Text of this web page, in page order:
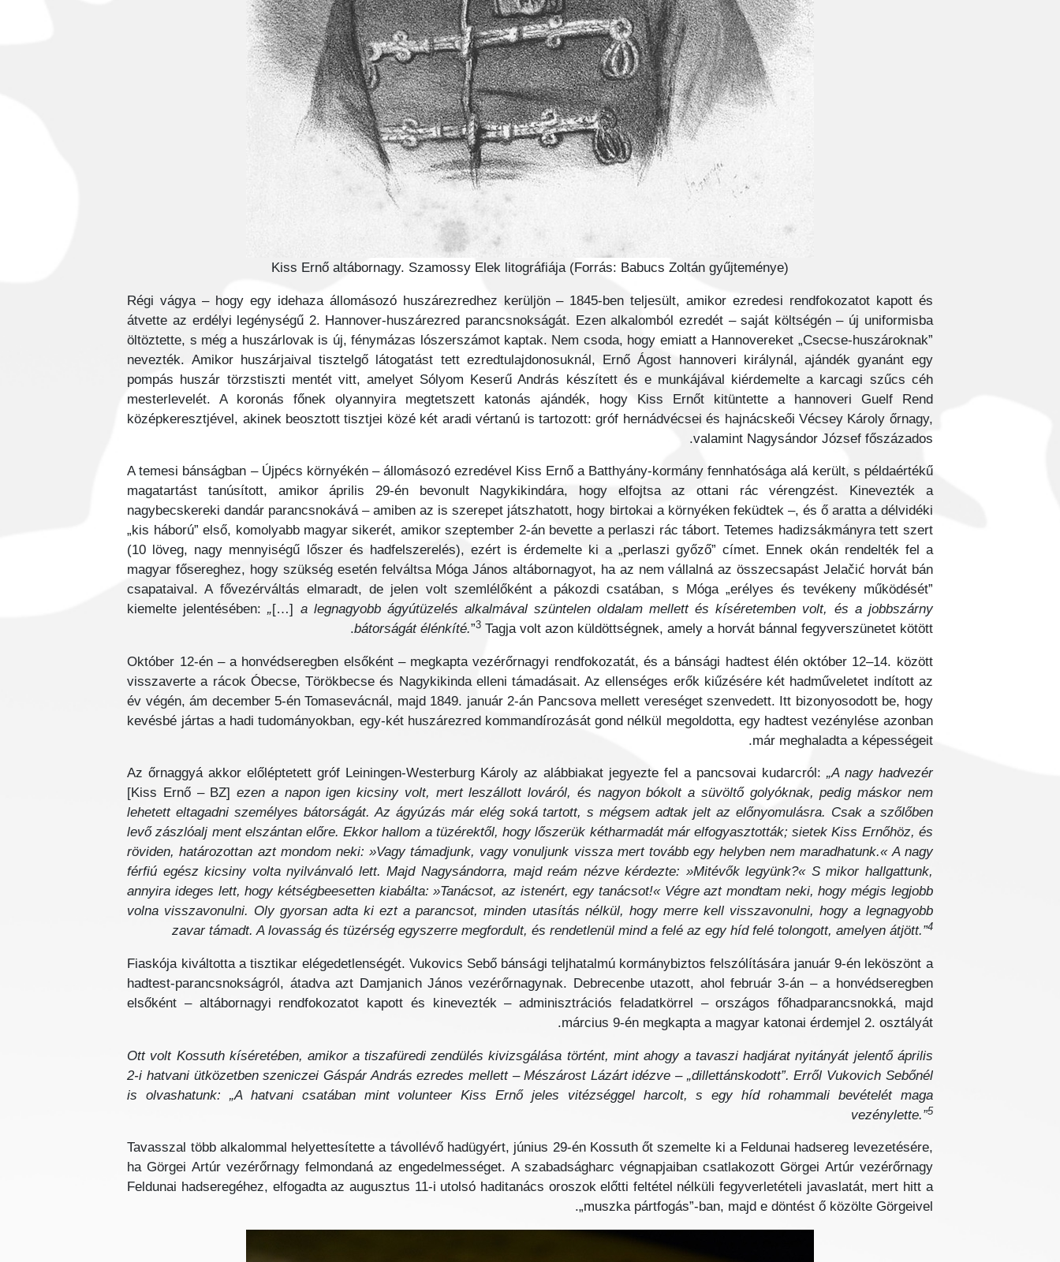
Kiss Ernő altábornagy. Szamossy Elek litográfiája (Forrás: Babucs Zoltán gyűjteménye)
Régi vágya – hogy egy idehaza állomásozó huszárezredhez kerüljön – 1845-ben teljesült, amikor ezredesi rendfokozatot kapott és
átvette az erdélyi legénységű 2. Hannover-huszárezred parancsnokságát. Ezen alkalomból ezredét – saját költségén – új uniformisba
öltöztette, s még a huszárlovak is új, fénymázas lószerszámot kaptak. Nem csoda, hogy emiatt a Hannovereket „Csecse-huszároknak”
nevezték. Amikor huszárjaival tisztelgő látogatást tett ezredtulajdonosuknál, Ernő Ágost hannoveri királynál, ajándék gyanánt egy
pompás huszár törzstiszti mentét vitt, amelyet Sólyom Keserű András készített és e munkájával kiérdemelte a karcagi szűcs céh
mesterlevelét. A koronás főnek olyannyira megtetszett katonás ajándék, hogy Kiss Ernőt kitüntette a hannoveri Guelf Rend
középkeresztjével, akinek beosztott tisztjei közé két aradi vértanú is tartozott: gróf hernádvécsei és hajnácskeői Vécsey Károly őrnagy,
valamint Nagysándor József főszázados.
A temesi bánságban – Újpécs környékén – állomásozó ezredével Kiss Ernő a Batthyány-kormány fennhatósága alá került, s példaértékű
magatartást tanúsított, amikor április 29-én bevonult Nagykikindára, hogy elfojtsa az ottani rác vérengzést. Kinevezték a
nagybecskereki dandár parancsnokává – amiben az is szerepet játszhatott, hogy birtokai a környéken feküdtek –, és ő aratta a délvidéki
„kis háború” első, komolyabb magyar sikerét, amikor szeptember 2-án bevette a perlaszi rác tábort. Tetemes hadizsákmányra tett szert
(10 löveg, nagy mennyiségű lőszer és hadfelszerelés), ezért is érdemelte ki a „perlaszi győző” címet. Ennek okán rendelték fel a
magyar fősereghez, hogy szükség esetén felváltsa Móga János altábornagyot, ha az nem vállalná az összecsapást Jelačić horvát bán
csapataival. A fővezérváltás elmaradt, de jelen volt szemlélőként a pákozdi csatában, s Móga „erélyes és tevékeny működését”
kiemelte jelentésében:„[…] a legnagyobb ágyútüzelés alkalmával szüntelen oldalam mellett és kíséretemben volt, és a jobbszárny
bátorságát élénkíté.”3 Tagja volt azon küldöttségnek, amely a horvát bánnal fegyverszünetet kötött.
Október 12-én – a honvédseregben elsőként – megkapta vezérőrnagyi rendfokozatát, és a bánsági hadtest élén október 12–14. között
visszaverte a rácok Óbecse, Törökbecse és Nagykikinda elleni támadásait. Az ellenséges erők kiűzésére két hadműveletet indított az
év végén, ám december 5-én Tomasevácnál, majd 1849. január 2-án Pancsova mellett vereséget szenvedett. Itt bizonyosodott be, hogy
kevésbé jártas a hadi tudományokban, egy-két huszárezred kommandírozását gond nélkül megoldotta, egy hadtest vezénylése azonban
már meghaladta a képességeit.
Az őrnaggyá akkor előléptetett gróf Leiningen-Westerburg Károly az alábbiakat jegyezte fel a pancsovai kudarcról: „A nagy hadvezér
[Kiss Ernő – BZ]ezen a napon igen kicsiny volt, mert leszállott lováról, és nagyon bókolt a süvöltő golyóknak, pedig máskor nem
lehetett eltagadni személyes bátorságát. Az ágyúzás már elég soká tartott, s mégsem adtak jelt az előnyomulásra. Csak a szőlőben
levő zászlóalj ment elszántan előre. Ekkor hallom a tüzérektől, hogy lőszerük kétharmadát már elfogyasztották; sietek Kiss Ernőhöz, és
röviden, határozottan azt mondom neki: »Vagy támadjunk, vagy vonuljunk vissza mert tovább egy helyben nem maradhatunk.« A nagy
férfiú egész kicsiny volta nyilvánvaló lett. Majd Nagysándorra, majd reám nézve kérdezte: »Mitévők legyünk?« S mikor hallgattunk,
annyira ideges lett, hogy kétségbeesetten kiabálta: »Tanácsot, az istenért, egy tanácsot!« Végre azt mondtam neki, hogy mégis legjobb
volna visszavonulni. Oly gyorsan adta ki ezt a parancsot, minden utasítás nélkül, hogy merre kell visszavonulni, hogy a legnagyobb
zavar támadt. A lovasság és tüzérség egyszerre megfordult, és rendetlenül mind a felé az egy híd felé tolongott, amelyen átjött.”4
Fiaskója kiváltotta a tisztikar elégedetlenségét. Vukovics Sebő bánsági teljhatalmú kormánybiztos felszólítására január 9-én leköszönt a
hadtest-parancsnokságról, átadva azt Damjanich János vezérőrnagynak. Debrecenbe utazott, ahol február 3-án – a honvédseregben
elsőként – altábornagyi rendfokozatot kapott és kinevezték – adminisztrációs feladatkörrel – országos főhadparancsnokká, majd
március 9-én megkapta a magyar katonai érdemjel 2. osztályát.
Ott volt Kossuth kíséretében, amikor a tiszafüredi zendülés kivizsgálása történt, mint ahogy a tavaszi hadjárat nyitányát jelentő április
2-i hatvani ütközetben szeniczei Gáspár András ezredes mellett – Mészárost Lázárt idézve – „dillettánskodott”. Erről Vukovich Sebőnél
is olvashatunk: „A hatvani csatában mint volunteer Kiss Ernő jeles vitézséggel harcolt, s egy híd rohammali bevételét maga
vezénylette.”5
Tavasszal több alkalommal helyettesítette a távollévő hadügyért, június 29-én Kossuth őt szemelte ki a Feldunai hadsereg levezetésére,
ha Görgei Artúr vezérőrnagy felmondaná az engedelmességet. A szabadságharc végnapjaiban csatlakozott Görgei Artúr vezérőrnagy
Feldunai hadseregéhez, elfogadta az augusztus 11-i utolsó haditanács oroszok előtti feltétel nélküli fegyverletételi javaslatát, mert hitt a
„muszka pártfogás”-ban, majd e döntést ő közölte Görgeivel.